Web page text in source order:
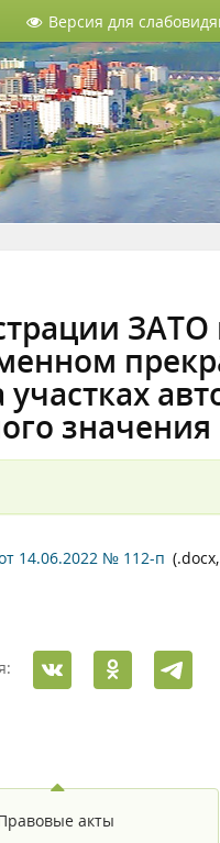
Версия для
ЗАТО
участках
значения
14.06.2022 № 112-п
акты